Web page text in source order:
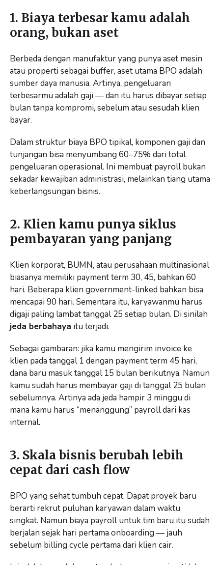
1. Biaya terbesar kamu adalah
orang, bukan aset
Berbeda dengan manufaktur yang punya aset mesin
atau properti sebagai buffer, aset utama BPO adalah
sumber daya manusia. Artinya, pengeluaran
terbesarmu adalah gaji — dan itu harus dibayar setiap
bulan tanpa kompromi, sebelum atau sesudah klien
bayar.
Dalam struktur biaya BPO tipikal, komponen gaji dan
tunjangan bisa menyumbang 60–75% dari total
pengeluaran operasional. Ini membuat payroll bukan
sekadar kewajiban administrasi, melainkan tiang utama
keberlangsungan bisnis.
2. Klien kamu punya siklus
pembayaran yang panjang
Klien korporat, BUMN, atau perusahaan multinasional
biasanya memiliki payment term 30, 45, bahkan 60
hari. Beberapa klien government-linked bahkan bisa
mencapai 90 hari. Sementara itu, karyawanmu harus
digaji paling lambat tanggal 25 setiap bulan. Di sinilah
jeda berbahaya itu terjadi.
Sebagai gambaran: jika kamu mengirim invoice ke
klien pada tanggal 1 dengan payment term 45 hari,
dana baru masuk tanggal 15 bulan berikutnya. Namun
kamu sudah harus membayar gaji di tanggal 25 bulan
sebelumnya. Artinya ada jeda hampir 3 minggu di
mana kamu harus “menanggung” payroll dari kas
internal.
3. Skala bisnis berubah lebih
cepat dari cash flow
BPO yang sehat tumbuh cepat. Dapat proyek baru
berarti rekrut puluhan karyawan dalam waktu
singkat. Namun biaya payroll untuk tim baru itu sudah
berjalan sejak hari pertama onboarding — jauh
sebelum billing cycle pertama dari klien cair.